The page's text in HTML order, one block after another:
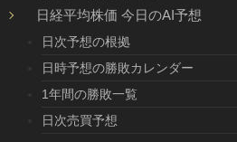
日経平均株価 今日のAI予想
日次予想の根拠
日時予想の勝敗カレンダー
1年間の勝敗一覧
日次売買予想